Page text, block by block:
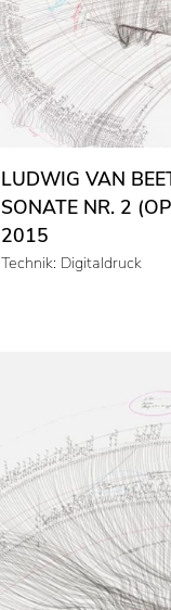
LUDWIG VAN
SONATE NR. 2
2015
Technik: Digitaldruck